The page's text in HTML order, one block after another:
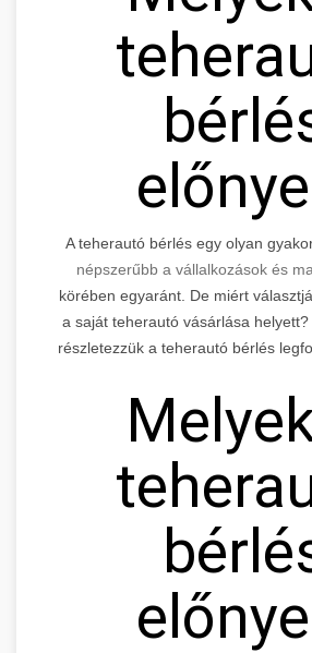
A teherautó bérlés egy olyan
népszerűbb a vállalkozások és
körében egyaránt. De miért
a saját teherautó vásárlása
részletezzük a teherautó bérlés